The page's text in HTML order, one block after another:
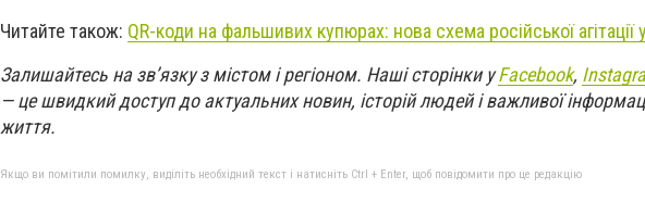
Читайте також: QR-коди на фальшивих купюрах: нова схема російської
Залишайтесь на зв’язку з містом і регіоном. Наші сторінки уFacebook,
— це швидкий доступ до актуальних новин, історій людей і важливої
життя.
Якщо ви помітили помилку, виділіть необхідний текст і натисніть Ctrl + Enter, щоб повідомити про це редакцію